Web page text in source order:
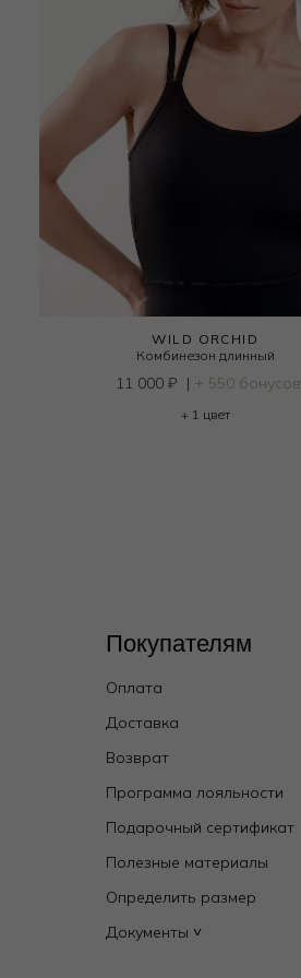
WILD ORCHID
Комбинезон длинный
11 000 ₽ | + 550 бонусов
+ 1 цвет
Покупателям
Оплата
Доставка
Возврат
Программа лояльности
Подарочный сертификат
Полезные материалы
Определить размер
Документы ˅